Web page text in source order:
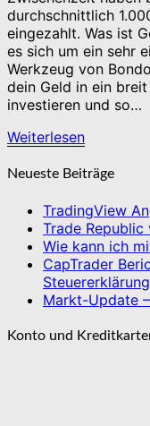
durchschnittlich
eingezahlt. Was ist
es sich um ein sehr
Werkzeug von
dein Geld in ein
investieren und so…
Weiterlesen
Neueste Beiträge
TradingView
Trade
Wie kann ich
CapTrader
Markt-Update
Konto und